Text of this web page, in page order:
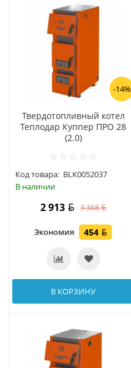
-14%
Твердотопливный котел
Теплодар Куппер ПРО 28
(2.0)
Код товара: BLK0052037
В наличии
2 913 3 368
Экономия 454
В КОРЗИНУ